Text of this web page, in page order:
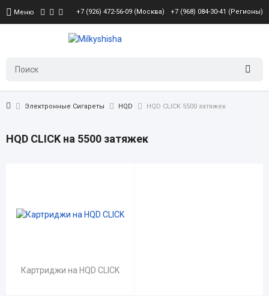
Меню +7 (926) 472-56-09 (Москва) +7 (968) 084-30-41 (Регионы)
Электронные Сигареты HQD HQD CLICK 5500 затяжек
HQD CLICK на 5500 затяжек
Картриджи на HQD CLICK